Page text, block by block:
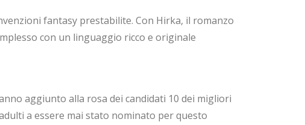
fantasy prestabilite. Con Hirka, il romanzo
con un linguaggio ricco e originale
aggiunto alla rosa dei candidati 10 dei migliori
a essere mai stato nominato per questo